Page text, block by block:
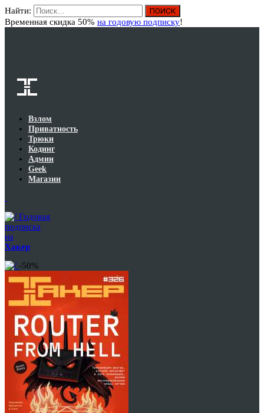
Найти:
Временная скидка 50% на годовую подписку!
Взлом
Приватность
Трюки
Кодинг
Админ
Geek
Магазин
Годовая
подписка
на
Хакер
-50%